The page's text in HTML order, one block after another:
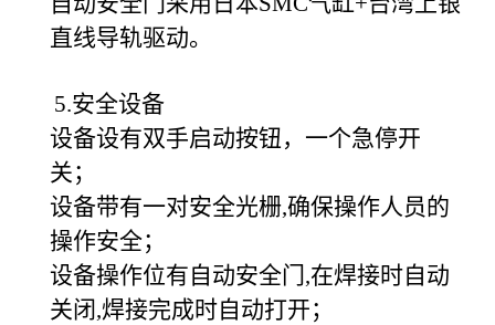
直线导轨驱动。
5.安全设备
设备设有双手启动按钮，一个急停开
关；
设备带有一对安全光栅,确保操作人员的
操作安全；
设备操作位有自动安全门,在焊接时自动
关闭,焊接完成时自动打开；